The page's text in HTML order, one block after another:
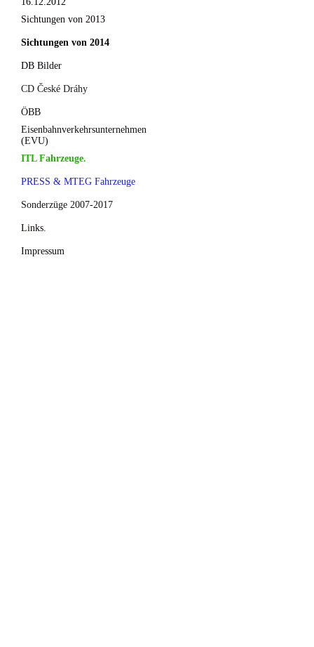
Sichtungen von 2013
Sichtungen von 2014
DB Bilder
CD České Dráhy
ÖBB
Eisenbahnverkehrsunternehmen
(EVU)
ITL Fahrzeuge.
PRESS & MTEG Fahrzeuge
Sonderzüge 2007-2017
Links.
Impressum